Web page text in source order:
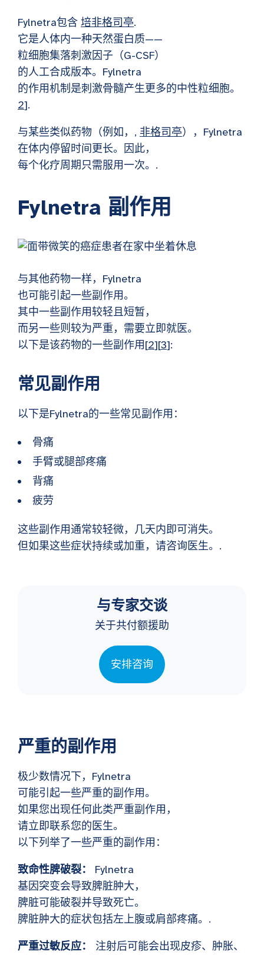
Fylnetra包含 培非格司亭.
它是人体内一种天然蛋白质——
粒细胞集落刺激因子（G-CSF）
的人工合成版本。Fylnetra
的作用机制是刺激骨髓产生更多的中性粒细胞。
2].
与某些类似药物（例如，, 非格司亭），Fylnetra
在体内停留时间更长。因此，
每个化疗周期只需服用一次。.
Fylnetra 副作用
与其他药物一样，Fylnetra
也可能引起一些副作用。
其中一些副作用较轻且短暂，
而另一些则较为严重，需要立即就医。
以下是该药物的一些副作用[2][3]:
常见副作用
以下是Fylnetra的一些常见副作用：
骨痛
手臂或腿部疼痛
背痛
疲劳
这些副作用通常较轻微，几天内即可消失。
但如果这些症状持续或加重，请咨询医生。.
与专家交谈
关于共付额援助
安排咨询
严重的副作用
极少数情况下，Fylnetra
可能引起一些严重的副作用。
如果您出现任何此类严重副作用，
请立即联系您的医生。
以下列举了一些严重的副作用：
致命性脾破裂：
Fylnetra
基因突变会导致脾脏肿大，
脾脏可能破裂并导致死亡。
脾脏肿大的症状包括左上腹或肩部疼痛。.
严重过敏反应： 注射后可能会出现皮疹、肿胀、